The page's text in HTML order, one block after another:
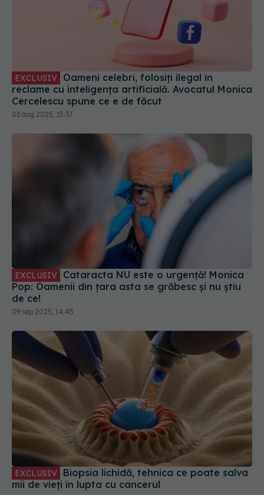
EXCLUSIV
reclame cu inteligența artificială. Avocatul Monica
Cercelescu spune ce e de făcut
03 aug 2025, 15:37
EXCLUSIV
Pop: Oamenii din țara asta se grăbesc și nu știu
de ce!
09 sep 2025, 14:45
EXCLUSIV
mii de vieți în lupta cu cancerul